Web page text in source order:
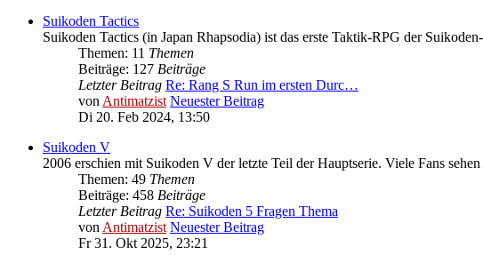
Suikoden Tactics
Suikoden Tactics (in Japan Rhapsodia) ist das erste Taktik-RPG der
Themen: 11 Themen
Beiträge: 127 Beiträge
Letzter Beitrag Re: Rang S Run im ersten Durc…
vonAntimatzist Neuester Beitrag
Di 20. Feb 2024, 13:50
Suikoden V
2006 erschien mit Suikoden V der letzte Teil der Hauptserie. Viele Fans
Themen: 49 Themen
Beiträge: 458 Beiträge
Letzter Beitrag Re: Suikoden 5 Fragen Thema
vonAntimatzist Neuester Beitrag
Fr 31. Okt 2025, 23:21